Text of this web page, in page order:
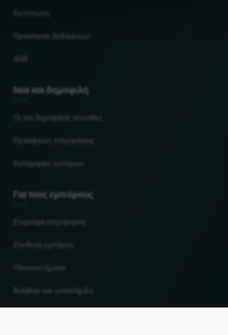
Εκτύπωση
Προστασία δεδομένων
Νέα και δημοφιλή
Οι πιο δημοφιλείς αλυσίδες
Πρόσφατες επιχειρήσεις
Κατηγορίες εμπόρων
Για τους εμπόρους
Εγγραφή επιχείρησης
Πλεονεκτήματα
Βοήθεια και υποστήριξη